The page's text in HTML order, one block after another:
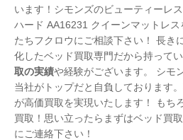
います！シモンズのビューティーレ
ハード AA16231 クイーンマットレ
たちフクロウにご相談下さい！ 長き
化したベッド買取専門だから持って
取の実績や経験がございます。 シモ
当社がトップだと自負しております
が高価買取を実現いたします！ もち
買取！思い立ったらまずはベッド買
にご連絡下さい！